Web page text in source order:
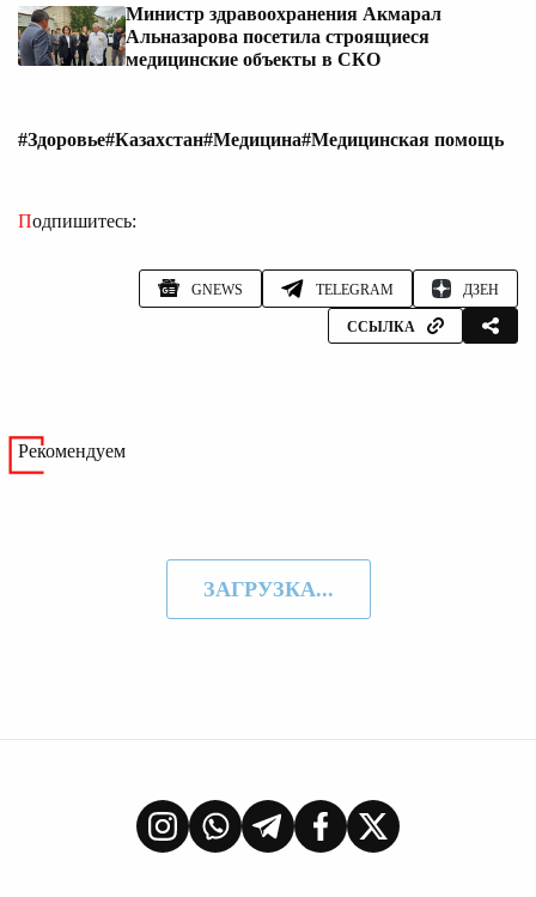
Министр здравоохранения Акмарал
Альназарова посетила строящиеся
медицинские объекты в СКО
#Здоровье#Казахстан#Медицина#Медицинская помощь
Подпишитесь:
GNEWS TELEGRAM ДЗЕН
ССЫЛКА
Рекомендуем
ЗАГРУЗКА...